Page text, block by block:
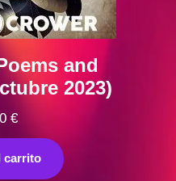
and
2023)
€
carrito